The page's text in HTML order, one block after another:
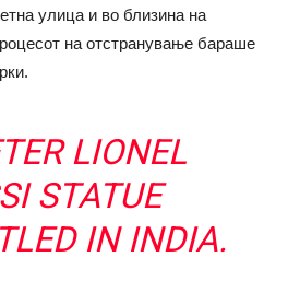
улица и во близина на
на отстранување бараше
LIONEL
STATUE
IN INDIA.